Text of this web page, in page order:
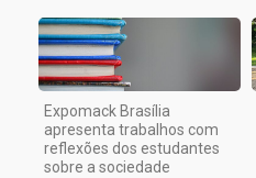
Expomack Brasília
apresenta trabalhos com
reflexões dos estudantes
sobre a sociedade